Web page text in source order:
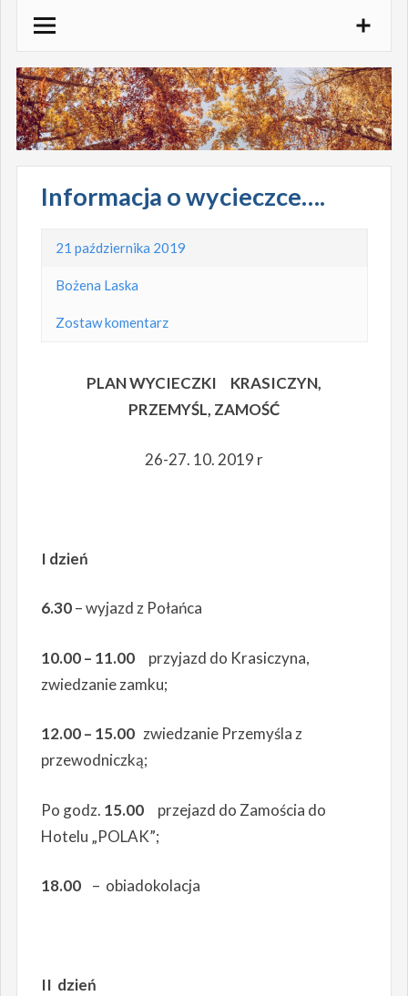
treści
Informacja o wycieczce….
21 października 2019
Bożena Laska
Zostaw komentarz
PLAN WYCIECZKI KRASICZYN,
PRZEMYŚL, ZAMOŚĆ
26-27. 10. 2019 r
I dzień
6.30– wyjazd z Połańca
10.00 – 11.00przyjazd do Krasiczyna,
zwiedzanie zamku;
12.00 – 15.00zwiedzanie Przemyśla z
przewodniczką;
Po godz. 15.00przejazd do Zamościa do
Hotelu „POLAK”;
18.00– obiadokolacja
II dzień